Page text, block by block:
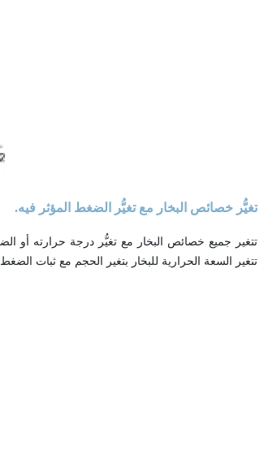
تغيُّر خصائص البخار مع تغيُّر الضغط المؤثر فيه.
تتغير السعة الحرارية للبخار بتغير الحجم مع ثبات الضغط